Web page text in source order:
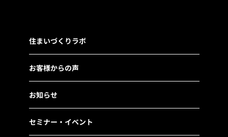
住まいづくりラボ
お客様からの声
お知らせ
セミナー・イベント